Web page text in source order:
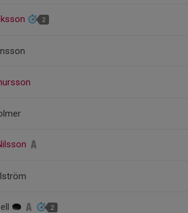
2
2